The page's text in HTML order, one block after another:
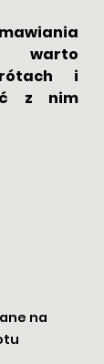
warto
i
z nim
na